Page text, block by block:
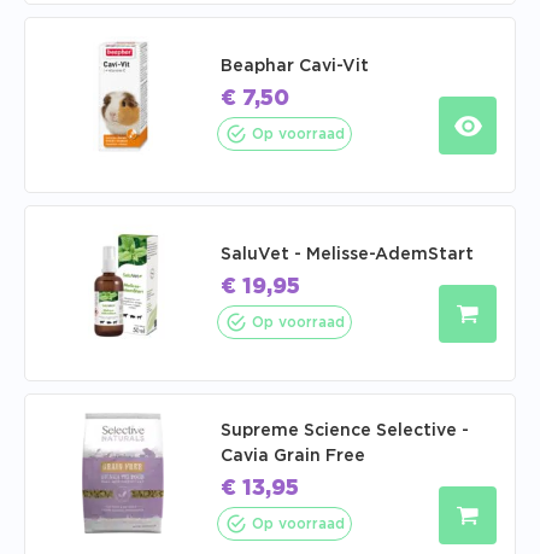
Beaphar Cavi-Vit
€ 7,50
Op voorraad
SaluVet - Melisse-AdemStart
€ 19,95
Op voorraad
Supreme Science Selective -
Cavia Grain Free
€ 13,95
Op voorraad